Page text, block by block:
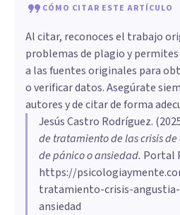
CÓMO CITAR ESTE ARTÍCULO
Al citar, reconoces el trabajo
problemas de plagio y
a las fuentes originales para
o verificar datos. Asegúrate
autores y de citar de forma
Jesús Castro Rodríguez. (
de tratamiento de las crisis
de pánico o ansiedad. Portal
https://
tratamiento-crisis-
ansiedad